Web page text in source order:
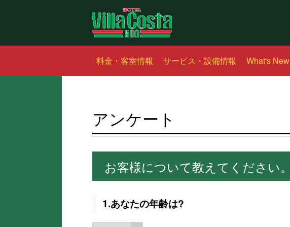
料金・客室情報 サービス・設備情報 What's New
アンケート
お客様について教えてください。
1.あなたの年齢は?